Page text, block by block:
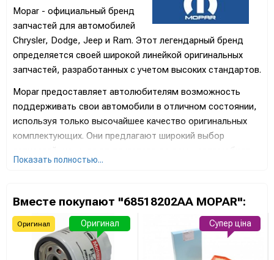
Mopar - официальный бренд
запчастей для автомобилей
Chrysler, Dodge, Jeep и Ram. Этот легендарный бренд
определяется своей широкой линейкой оригинальных
запчастей, разработанных с учетом высоких стандартов.
Mopar предоставляет автолюбителям возможность
поддерживать свои автомобили в отличном состоянии,
используя только высочайшее качество оригинальных
комплектующих. Они предлагают широкий выбор
гарантируя абсолютную надежность и соответствие
Сайт: https://www.mopar.com/
Все запчасти MOPAR →
Показать полностью...
Вместе покупают "68518202AA MOPAR":
Оригинал
Оригинал Супер ціна